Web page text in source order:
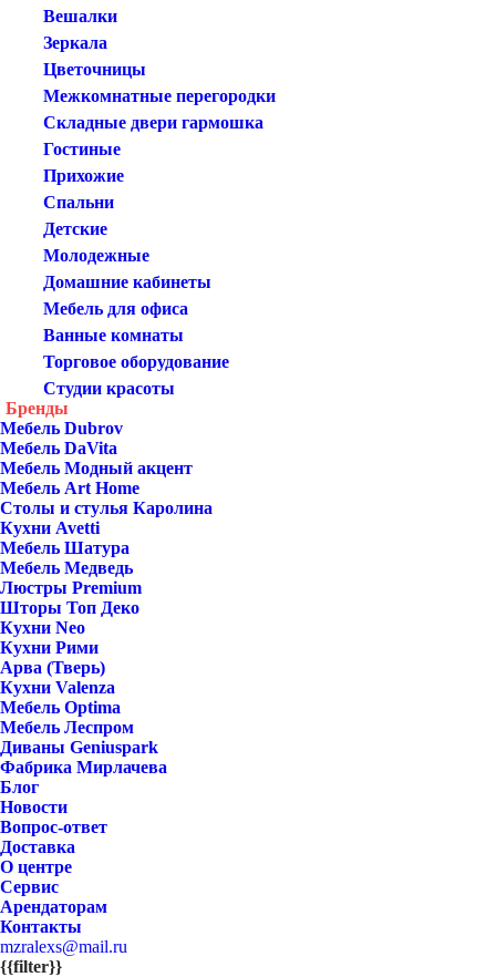
Вешалки
Зеркала
Цветочницы
Межкомнатные перегородки
Складные двери гармошка
Гостиные
Прихожие
Спальни
Детские
Молодежные
Домашние кабинеты
Мебель для офиса
Ванные комнаты
Торговое оборудование
Студии красоты
Бренды
Мебель Dubrov
Мебель DaVita
Мебель Модный акцент
Мебель Art Home
Столы и стулья Каролина
Кухни Avetti
Мебель Шатура
Мебель Медведь
Люстры Premium
Шторы Топ Деко
Кухни Neo
Кухни Рими
Арва (Тверь)
Кухни Valenza
Мебель Optima
Мебель Леспром
Диваны Geniuspark
Фабрика Мирлачева
Блог
Новости
Вопрос-ответ
Доставка
О центре
Сервис
Арендаторам
Контакты
mzralexs@mail.ru
{{filter}}